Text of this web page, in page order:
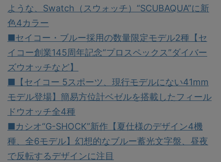
ような、Swatch（スウォッチ）“SCUBAQUA”に新
色4カラー
■セイコー・ブルー採用の数量限定モデル2種【セ
イコー創業145周年記念“プロスペックス”ダイバー
ズウオッチなど】
■【セイコー 5スポーツ、現行モデルにない41mm
モデル登場】簡易方位計ベゼルを搭載したフィール
ドウオッチ全4種
■カシオ“G-SHOCK”新作【夏仕様のデザイン4機
種、全6モデル】幻想的なブルー蓄光文字盤、昼夜
で反転するデザインに注目